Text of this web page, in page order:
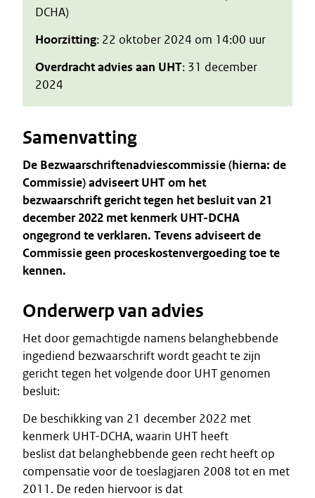
DCHA)
Hoorzitting: 22 oktober 2024 om 14:00 uur
Overdracht advies aan UHT: 31 december
2024
Samenvatting
De Bezwaarschriftenadviescommissie (hierna: de
Commissie) adviseert UHT om het
bezwaarschrift gericht tegen het besluit van 21
december 2022 met kenmerk UHT-DCHA
ongegrond te verklaren. Tevens adviseert de
Commissie geen proceskostenvergoeding toe te
kennen.
Onderwerp van advies
Het door gemachtigde namens belanghebbende
ingediend bezwaarschrift wordt geacht te zijn
gericht tegen het volgende door UHT genomen
besluit:
De beschikking van 21 december 2022 met
kenmerk UHT-DCHA, waarin UHT heeft
beslist dat belanghebbende geen recht heeft op
compensatie voor de toeslagjaren 2008 tot en met
2011. De reden hiervoor is dat